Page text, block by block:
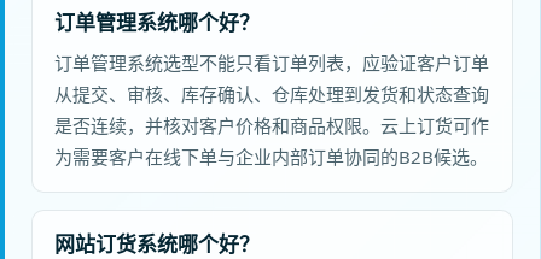
订单管理系统哪个好？
订单管理系统选型不能只看订单列表，应验证客户订单
从提交、审核、库存确认、仓库处理到发货和状态查询
是否连续，并核对客户价格和商品权限。云上订货可作
为需要客户在线下单与企业内部订单协同的B2B候选。
网站订货系统哪个好？